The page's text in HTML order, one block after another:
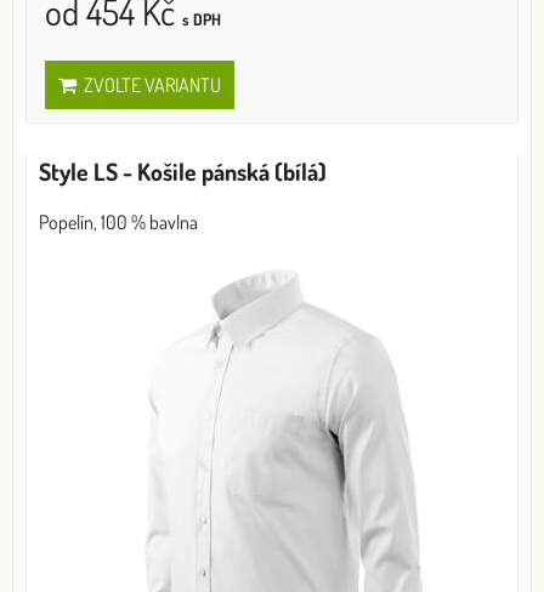
od 454 Kč s DPH
ZVOLTE VARIANTU
Style LS - Košile pánská (bílá)
Popelín, 100 % bavlna